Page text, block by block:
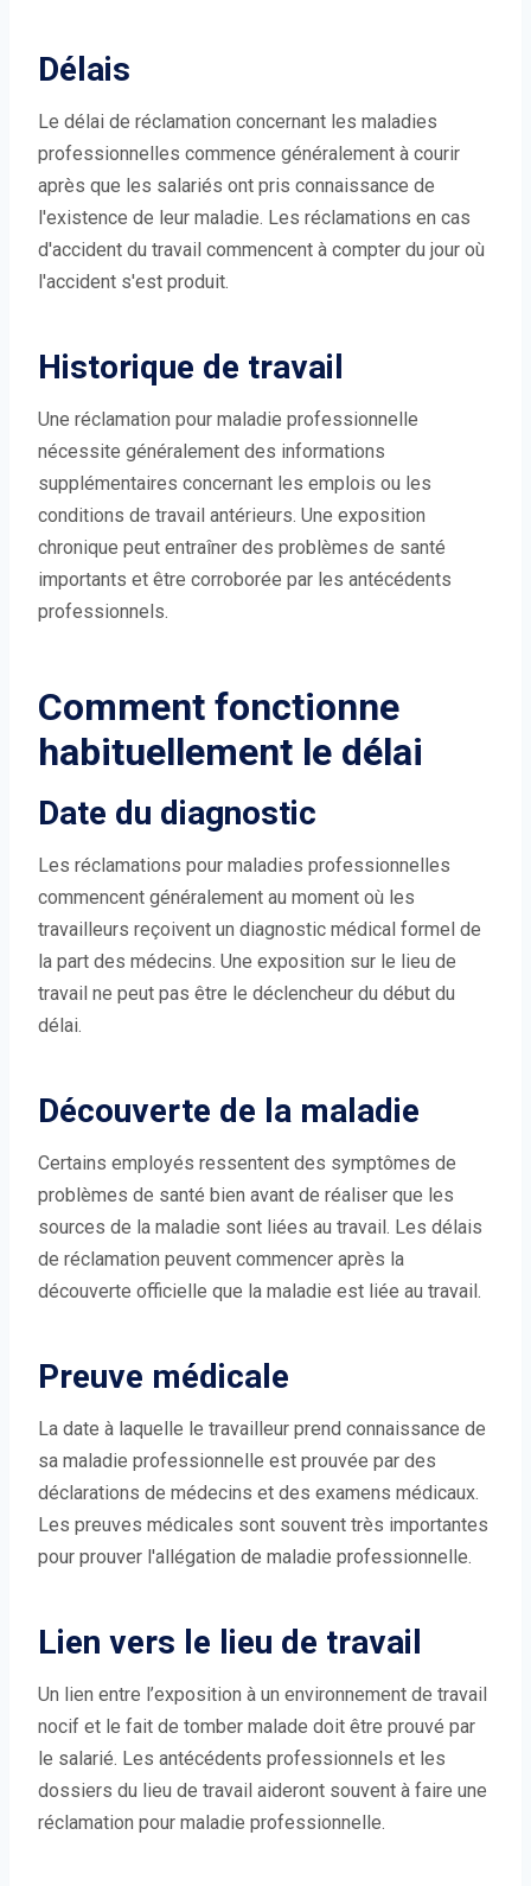
Délais
Le délai de réclamation concernant les maladies
professionnelles commence généralement à courir
après que les salariés ont pris connaissance de
l'existence de leur maladie. Les réclamations en cas
d'accident du travail commencent à compter du jour où
l'accident s'est produit.
Historique de travail
Une réclamation pour maladie professionnelle
nécessite généralement des informations
supplémentaires concernant les emplois ou les
conditions de travail antérieurs. Une exposition
chronique peut entraîner des problèmes de santé
importants et être corroborée par les antécédents
professionnels.
Comment fonctionne
habituellement le délai
Date du diagnostic
Les réclamations pour maladies professionnelles
commencent généralement au moment où les
travailleurs reçoivent un diagnostic médical formel de
la part des médecins. Une exposition sur le lieu de
travail ne peut pas être le déclencheur du début du
délai.
Découverte de la maladie
Certains employés ressentent des symptômes de
problèmes de santé bien avant de réaliser que les
sources de la maladie sont liées au travail. Les délais
de réclamation peuvent commencer après la
découverte officielle que la maladie est liée au travail.
Preuve médicale
La date à laquelle le travailleur prend connaissance de
sa maladie professionnelle est prouvée par des
déclarations de médecins et des examens médicaux.
Les preuves médicales sont souvent très importantes
pour prouver l'allégation de maladie professionnelle.
Lien vers le lieu de travail
Un lien entre l’exposition à un environnement de travail
nocif et le fait de tomber malade doit être prouvé par
le salarié. Les antécédents professionnels et les
dossiers du lieu de travail aideront souvent à faire une
réclamation pour maladie professionnelle.